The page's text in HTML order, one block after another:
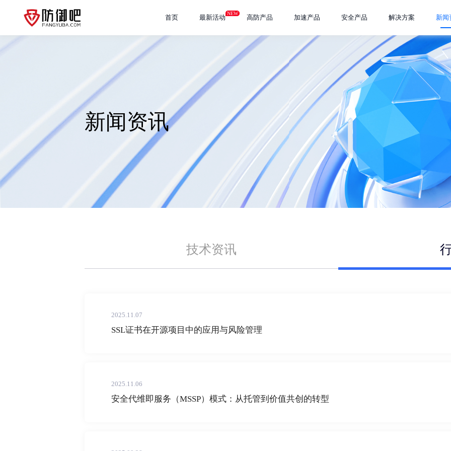
首页 最新活动
NEW
高防产品 加速产品 安全产品 解决方案 新闻
新闻资讯
技术资讯
2025.11.07
SSL证书在开源项目中的应用与风险管理
2025.11.06
安全代维即服务（MSSP）模式：从托管到价值共创的转型